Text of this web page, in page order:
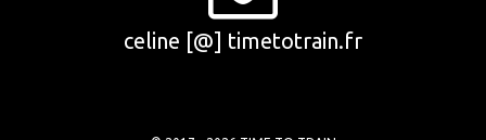
celine [@] timetotrain.fr